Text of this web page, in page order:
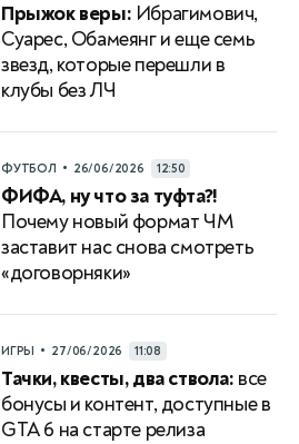
Прыжок веры: Ибрагимович,
Суарес, Обамеянг и еще семь
звезд, которые перешли в
клубы без ЛЧ
ФУТБОЛ • 26/06/2026 12:50
ФИФА, ну что за туфта?!
Почему новый формат ЧМ
заставит нас снова смотреть
«договорняки»
ИГРЫ • 27/06/2026 11:08
Тачки, квесты, два ствола: все
бонусы и контент, доступные в
GTA 6 на старте релиза